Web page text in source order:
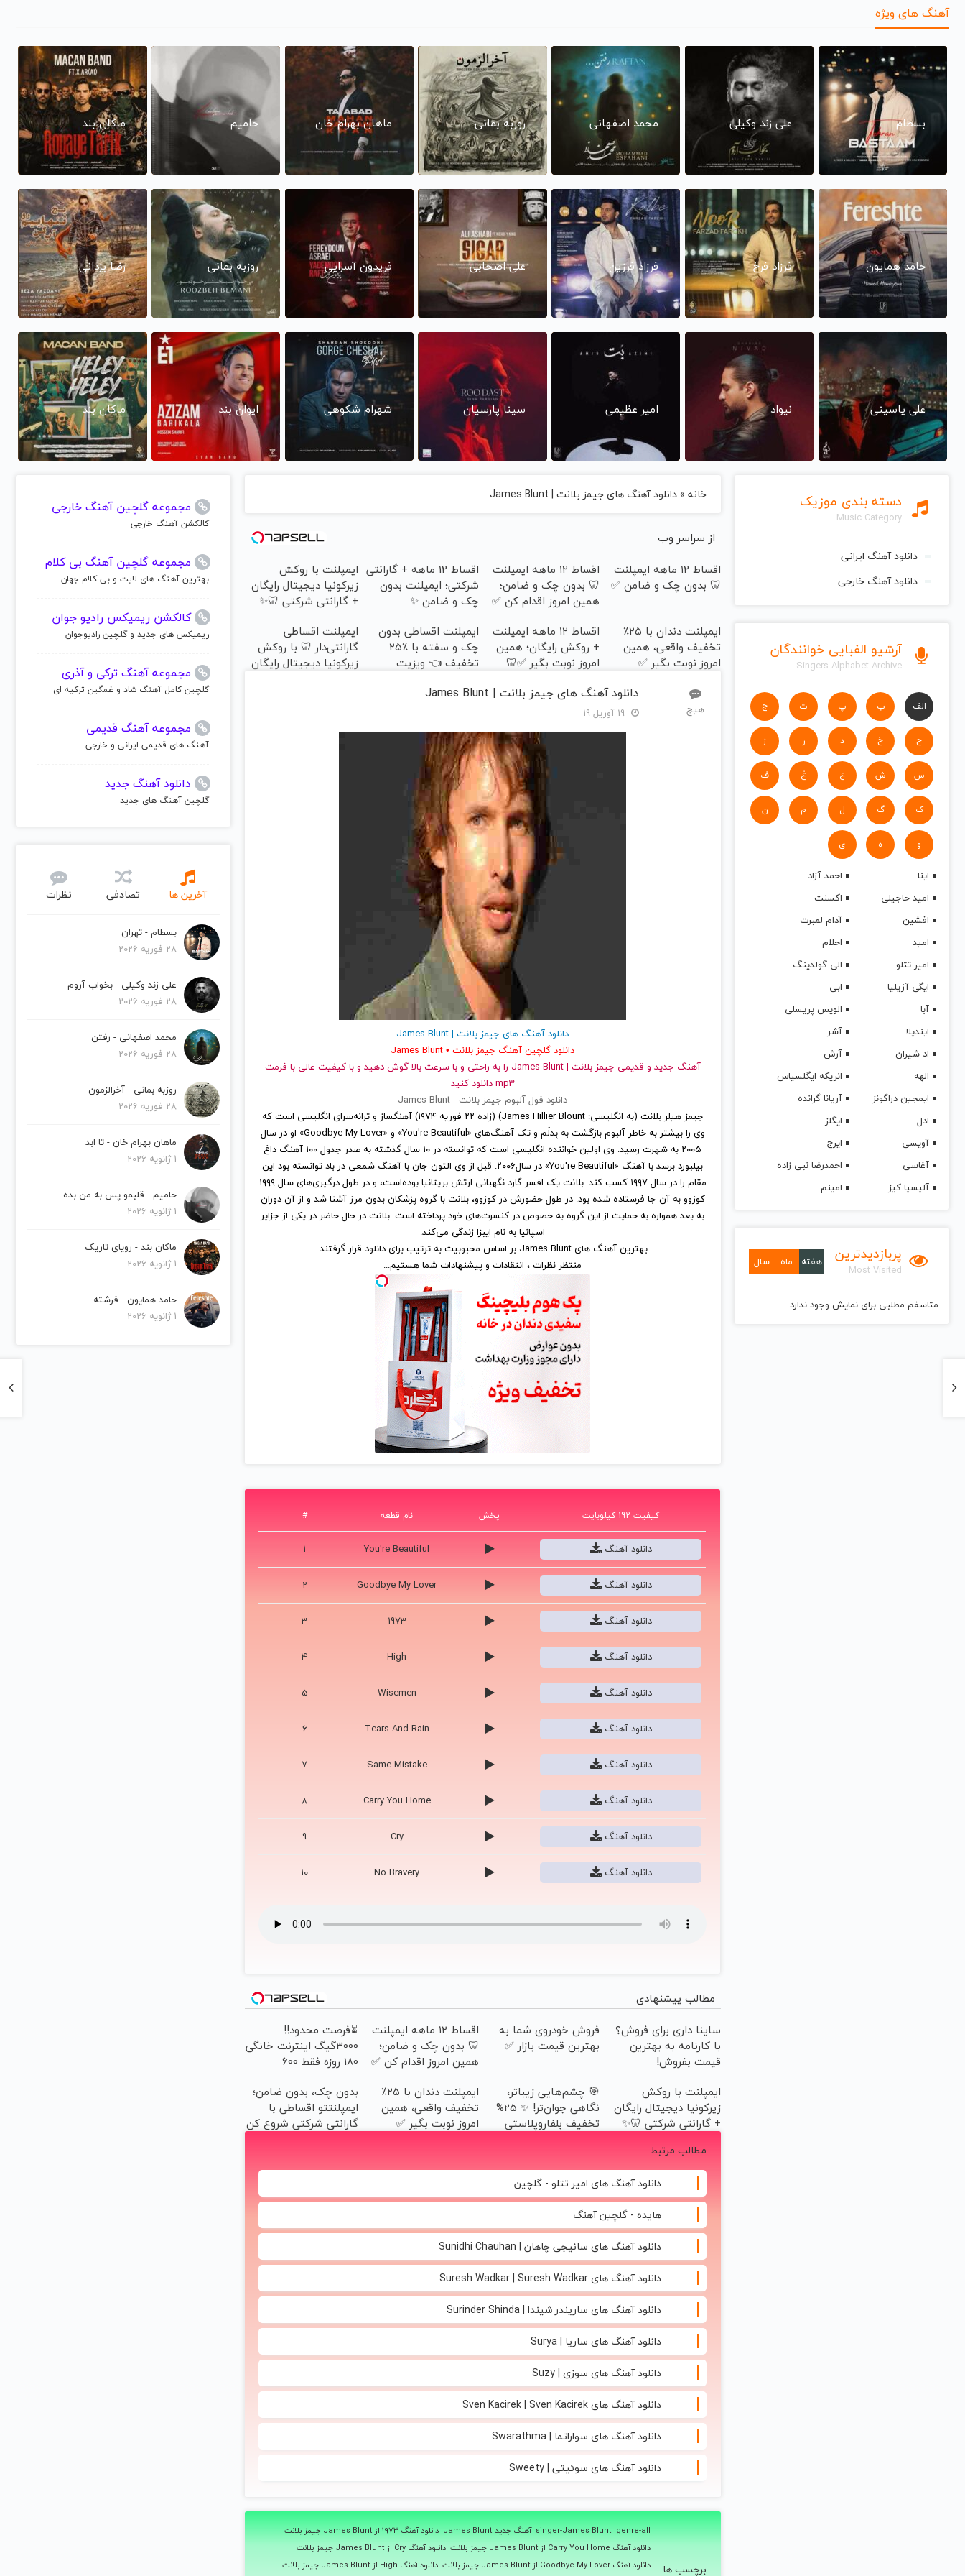
آهنگ های ویژه
بسطام علی زند وکیلی محمد اصفهانی روزبه بمانی ماهان بهرام خان حامیم ماکان بند
حامد همایون فرزاد فرخ فرزاد فرزین علی اصحابی فریدون آسرایی روزبه بمانی رضا یزدانی
علی یاسینی نیواد امیر عظیمی سینا پارسیان شهرام شکوهی ایوان بند ماکان بند
دسته بندی موزیک
Music Category
دانلود آهنگ ایرانی
دانلود آهنگ خارجی
آرشیو الفبایی خوانندگان
Singers Alphabet Archive
الف ب پ ت ج
ح خ د ر ز
س ش ع غ ف
ک گ ل م ن
و ه ی
اینا
احمد آزاد
امید حاجیلی
اکسنت
افشین
آدام لمبرت
امید
احلام
امیر تتلو
الی گولدینگ
ایگی آزیلیا
ابی
آبا
الویس پریسلی
ایندیلا
آشر
اد شیران
آرش
الهه
انریکه ایگلسیاس
ایمجین دراگونز
آریانا گرانده
ادل
ایگلز
آویسی
ایرج
آغاسی
احمدرضا نبی زاده
آلیسیا کیز
امینم
پربازدیدترین
Most Visited
هفته ماه سال
متاسفم مطلبی برای نمایش وجود ندارد
خانه »دانلود آهنگ های جیمز بلانت | James Blunt
از سراسر وب
اقساط ۱۲ ماهه ایمپلنت
🦷 بدون چک و ضامن ✅
اقساط ۱۲ ماهه ایمپلنت
🦷 بدون چک و ضامن؛
همین امروز اقدام کن ✅
اقساط 12 ماهه + گارانتی
شرکتی؛ ایمپلنت بدون
چک و ضامن ✨
ایمپلنت با روکش
زیرکونیا دیجیتال رایگان
+ گارانتی شرکتی 🦷✨
ایمپلنت دندان با ۲۵٪
تخفیف واقعی، همین
امروز نوبت بگیر ✅
اقساط ۱۲ ماهه ایمپلنت
+ روکش رایگان؛ همین
امروز نوبت بگیر ✅🦷
ایمپلنت اقساطی بدون
چک و سفته با ٪۲۵
تخفیف 👈 ویزیت
ایمپلنت اقساطی
گارانتی‌دار 🦷 با روکش
زیرکونیا دیجیتال رایگان
هیچ
دانلود آهنگ های جیمز بلانت | James Blunt
دانلود آهنگ های جیمز بلانت | James Blunt
دانلود گلچین آهنگ جیمز بلانت • James Blunt
آهنگ جدید
و قدیمی جیمز بلانت | James Blunt را به راحتی و با سرعت بالا گوش دهید و با کیفیت عالی با فرمت
mp3 دانلود کنید
دانلود فول آلبوم جیمز بلانت - James Blunt
جیمز هیلر بلانت (به انگلیسی: James Hillier Blount) (زاده ۲۲ فوریه ۱۹۷۴) آهنگساز و ترانه‌سرای انگلیسی است که
وی را بیشتر به خاطر آلبوم بازگشت به بِدلَم و تک آهنگ‌های «You're Beautiful» و «Goodbye My Lover» او در سال
۲۰۰۵ به شهرت رسید. وی اولین خواننده انگلیسی است که توانسته در ۱۰ سال گذشته به صدر جدول ۱۰۰ آهنگ داغ
بیلبورد برسد با آهنگ «You're Beautiful» در سال۲۰۰۶. قبل از وی التون جان با آهنگ شمعی در باد توانسته بود این
مقام را در سال ۱۹۹۷ کسب کند. بلانت یک افسر گارد نگهبانی ارتش بریتانیا بوده‌است، و در طول درگیری‌های سال ۱۹۹۹
کوزوو به آن جا فرستاده شده بود. در طول حضورش در کوزوو، بلانت با گروه پزشکان بدون مرز آشنا شد و از آن دوران
به بعد همواره به حمایت از این گروه به خصوص در کنسرت‌های خود پرداخته است. بلانت در حال حاضر در یکی از جزایر
اسپانیا به نام ایبزا زندگی می‌کند.
بهترین آهنگ های James Blunt
بر اساس محبوبیتبه ترتیب برایدانلودقرار گرفتند.
منتظر نظرات ، انتقادات و پیشنهادات شما هستیم...
# نام قطعه پخش کیفیت 192 کیلوبایت
1 You're Beautiful دانلود آهنگ
2 Goodbye My Lover دانلود آهنگ
3 1973 دانلود آهنگ
4 High دانلود آهنگ
5 Wisemen دانلود آهنگ
6 Tears And Rain دانلود آهنگ
7 Same Mistake دانلود آهنگ
8 Carry You Home دانلود آهنگ
9 Cry دانلود آهنگ
10 No Bravery دانلود آهنگ
مطالب پیشنهادی
ساینا داری برای فروش؟
با کارنامه به بهترین
قیمت بفروش!
فروش خودروی شما به
بهترین قیمت بازار ✅
اقساط ۱۲ ماهه ایمپلنت
🦷 بدون چک و ضامن؛
همین امروز اقدام کن ✅
⏳فرصت محدود!!
3000گیگ اینترنت خانگی
180 روزه فقط 600
ایمپلنت با روکش
زیرکونیا دیجیتال رایگان
+ گارانتی شرکتی 🦷✨
🎯 چشم‌هایی زیباتر،
نگاهی جوان‌تر! ✨ 25%
تخفیف بلفاروپلاستی
ایمپلنت دندان با ۲۵٪
تخفیف واقعی، همین
امروز نوبت بگیر ✅
بدون چک، بدون ضامن؛
ایمپلنتتو اقساطی با
گارانتی شرکتی شروع کن
مطالب مرتبط
دانلود آهنگ های امیر تتلو - گلچین
هایده - گلچین آهنگ
دانلود آهنگ های سانیجی چاهان | Sunidhi Chauhan
دانلود آهنگ های Suresh Wadkar | Suresh Wadkar
دانلود آهنگ های ساریندر شیندا | Surinder Shinda
دانلود آهنگ های ساریا | Surya
دانلود آهنگ های سوزی | Suzy
دانلود آهنگ های Sven Kacirek | Sven Kacirek
دانلود آهنگ های سواراتما | Swarathma
دانلود آهنگ های سوئیتی | Sweety
برچسب ها
genre-all
singer-James Blunt آهنگ جدید James Blunt
دانلود آهنگ 1973 از James Blunt جیمز بلانت
دانلود آهنگ Carry You Home از James Blunt جیمز بلانت
دانلود آهنگ Cry از James Blunt جیمز بلانت
دانلود آهنگ Goodbye My Lover از James Blunt جیمز بلانت
دانلود آهنگ High از James Blunt جیمز بلانت
مجموعه گلچین آهنگ خارجی
کالکشن آهنگ خارجی
مجموعه گلچین آهنگ بی کلام
بهترین آهنگ های لایت و بی کلام جهان
کالکشن ریمیکس رادیو جوان
ریمیکس های جدید و گلچین رادیوجوان
مجموعه آهنگ ترکی و آذری
گلچین کامل آهنگ شاد و غمگین ترکیه ای
مجموعه آهنگ قدیمی
آهنگ های قدیمی ایرانی و خارجی
دانلود آهنگ جدید
گلچین آهنگ های جدید
آخرین ها تصادفی نظرات
بسطام - تهران
28 فوریه 2026
علی زند وکیلی - بخواب آروم
28 فوریه 2026
محمد اصفهانی - رفتن
28 فوریه 2026
روزبه بمانی - آخرالزمون
28 فوریه 2026
ماهان بهرام خان - تا ابد
1 ژانویه 2026
حامیم - قلبمو پس به من بده
1 ژانویه 2026
ماکان بند - رویای تاریک
1 ژانویه 2026
حامد همایون - فرشته
1 ژانویه 2026